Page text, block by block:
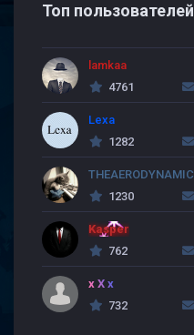
Топ пользователей
lamkaa
4761
Lexa
1282
THEAERODYNAMIC
1230
Kasper
762
x X x
732